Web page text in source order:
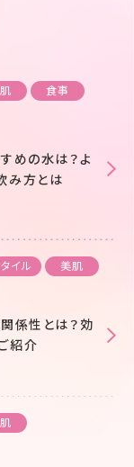
食事
めの水は？よ
み方とは
イル 美肌
係性とは？効
紹介